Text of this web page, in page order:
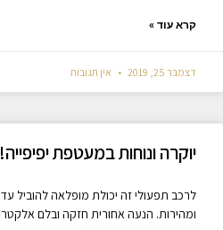
קרא עוד »
דצמבר 25, 2019 אין תגובות
יוקרה ונוחות במעטפת יפיפייה!
ומהירות. הנעה אחורית חזקה ובלם אלקטרו